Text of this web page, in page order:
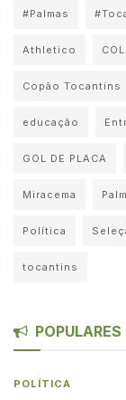
#Palmas
Athletico
Copão Tocantins
educação
GOL DE PLACA
Miracema
Política
tocantins
POPULARES
POLÍTICA